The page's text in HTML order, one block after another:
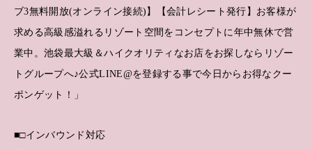
ブ3無料開放(オンライン接続)】【会計レシート発行】お客様が
求める高級感溢れるリゾート空間をコンセプトに年中無休で営
業中。池袋最大級＆ハイクオリティなお店をお探しならリゾー
トグループへ♪公式LINE@を登録する事で今日からお得なクー
ポンゲット！」
■□インバウンド対応